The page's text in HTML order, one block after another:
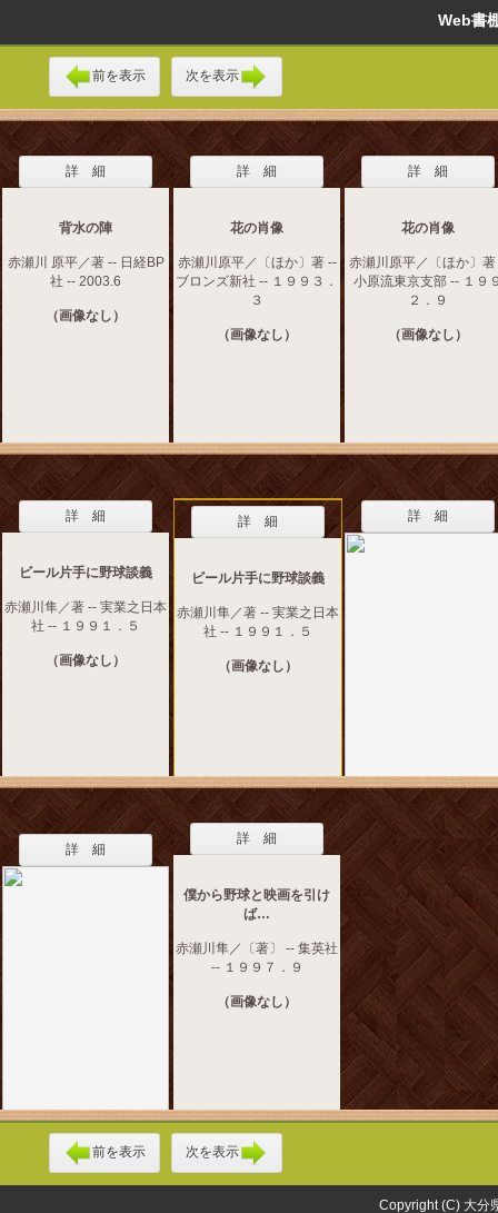
Web
前を表示 次を表示
詳 細
背水の陣
赤瀬川 原平／著 -- 日経BP
社 -- 2003.6
（画像なし）
詳 細
花の肖像
赤瀬川原平／〔ほか〕著 --
ブロンズ新社 -- １９９３．
３
（画像なし）
詳 細
花の肖像
赤瀬川原平／〔ほか〕著
小原流東京支部 -- １９
２．９
（画像なし）
詳 細
ビール片手に野球談義
赤瀬川隼／著 -- 実業之日本
社 -- １９９１．５
（画像なし）
詳 細
ビール片手に野球談義
赤瀬川隼／著 -- 実業之日本
社 -- １９９１．５
（画像なし）
詳 細
詳 細
詳 細
僕から野球と映画を引け
ば…
赤瀬川隼／〔著〕 -- 集英社
-- １９９７．９
（画像なし）
前を表示 次を表示
Copyright (C) 大分